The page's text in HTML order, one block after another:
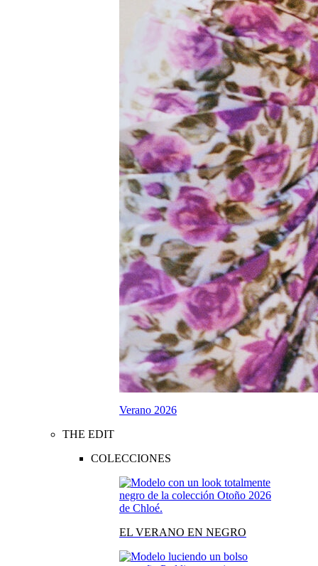
Verano 2026
THE EDIT
COLECCIONES
EL VERANO EN NEGRO